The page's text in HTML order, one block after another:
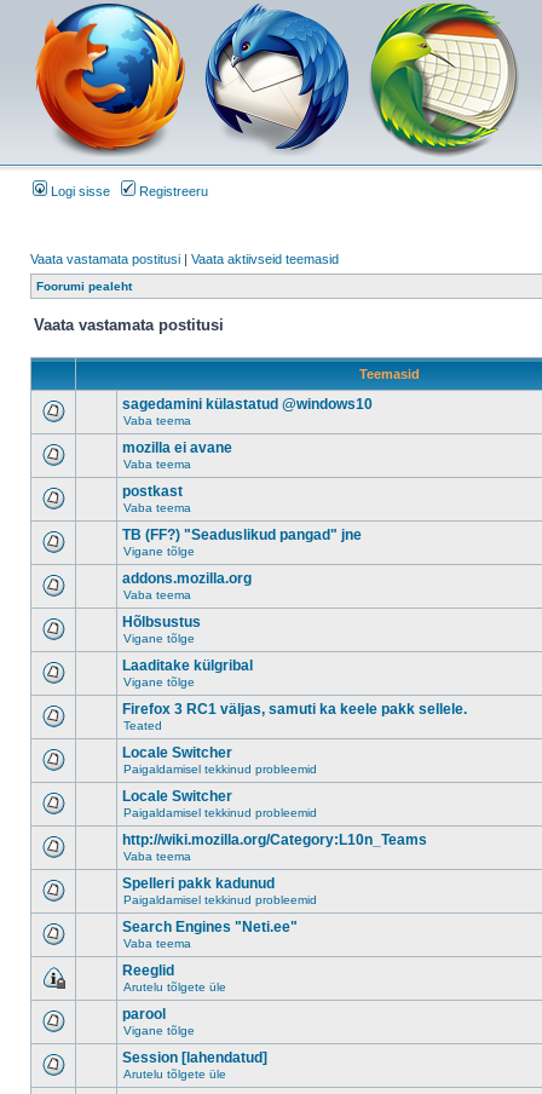
Logi sisse Registreeru
Vaata vastamata postitusi | Vaata aktiivseid teemasid
Foorumi pealeht
Vaata vastamata postitusi
Teemasid
sagedamini külastatud @windows10
Vaba teema
mozilla ei avane
Vaba teema
postkast
Vaba teema
TB (FF?) "Seaduslikud pangad" jne
Vigane tõlge
addons.mozilla.org
Vaba teema
Hõlbsustus
Vigane tõlge
Laaditake külgribal
Vigane tõlge
Firefox 3 RC1 väljas, samuti ka keele pakk sellele.
Teated
Locale Switcher
Paigaldamisel tekkinud probleemid
Locale Switcher
Paigaldamisel tekkinud probleemid
http://wiki.mozilla.org/Category:L10n_Teams
Vaba teema
Spelleri pakk kadunud
Paigaldamisel tekkinud probleemid
Search Engines "Neti.ee"
Vaba teema
Reeglid
Arutelu tõlgete üle
parool
Vigane tõlge
Session [lahendatud]
Arutelu tõlgete üle